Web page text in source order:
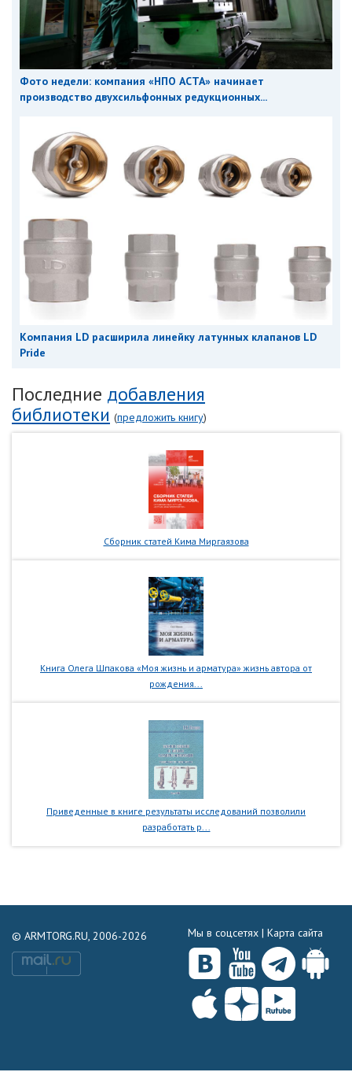
Фото недели: компания «НПО АСТА» начинает
производство двухсильфонных редукционных...
Компания LD расширила линейку латунных клапанов LD
Pride
Последние добавления
библиотеки (предложить книгу)
Сборник статей Кима Миргаязова
Книга Олега Шпакова «Моя жизнь и арматура» жизнь автора от
рождения...
Приведенные в книге результаты исследований позволили
разработать р...
© ARMTORG.RU, 2006-2026 Мы в соцсетях | Карта сайта